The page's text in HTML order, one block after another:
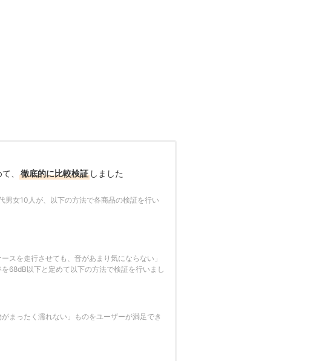
、 徹底的に比較検証 しました
女10人が、以下の方法で各商品の検証を行い
スを走行させても、音があまり気にならない」
68dB以下と定めて以下の方法で検証を行いまし
まったく濡れない」ものをユーザーが満足でき